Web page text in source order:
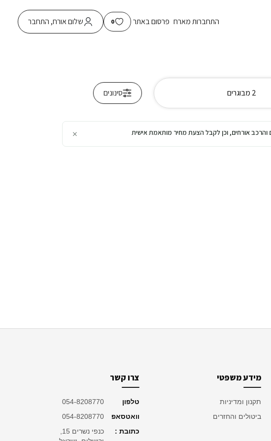
התחברות מארח פרסום באתר 0 שלום אורח, התחבר
2 מבוגרים סינונים
והרכב אורחים, וכן לקבל הצעת מחיר מותאמת אישית ×
מידע משפטי
תקנון ומדיניות
ביטולים והחזרים
צרו קשר
טלפון
054-8208770
וואטסאפ
054-8208770
כתובת :